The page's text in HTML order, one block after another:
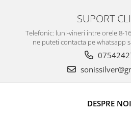
SUPORT
Telefonic: luni-vineri intre orele 8-
ne puteti contacta pe whatsapp
DESPRE NOI